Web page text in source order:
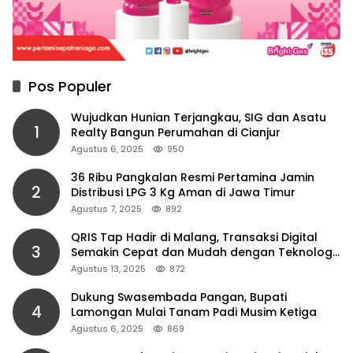
Pos Populer
1
Wujudkan Hunian Terjangkau, SIG dan Asatu
Realty Bangun Perumahan di Cianjur
Agustus 6, 2025 950
2
36 Ribu Pangkalan Resmi Pertamina Jamin
Distribusi LPG 3 Kg Aman di Jawa Timur
Agustus 7, 2025 892
3
QRIS Tap Hadir di Malang, Transaksi Digital
Semakin Cepat dan Mudah dengan Teknologi
NFC
Agustus 13, 2025 872
4
Dukung Swasembada Pangan, Bupati
Lamongan Mulai Tanam Padi Musim Ketiga
Agustus 6, 2025 869